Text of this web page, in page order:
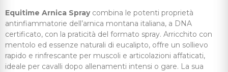
Equitime Arnica Spraycombina le potenti proprietà
antinfiammatorie dell’arnica montana italiana, a DNA
certificato, con la praticità del formato spray. Arricchito con
mentolo ed essenze naturali di eucalipto, offre un sollievo
rapido e rinfrescante per muscoli e articolazioni affaticati,
ideale per cavalli dopo allenamenti intensi o gare. La sua